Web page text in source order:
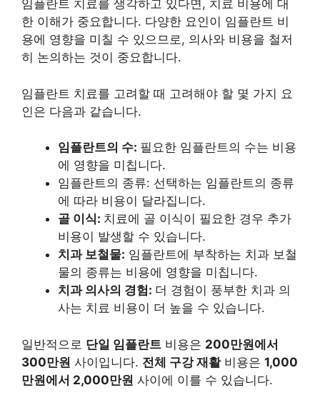
임플란트 치료를 생각하고 있다면, 치료 비용에 대
한 이해가 중요합니다. 다양한 요인이 임플란트 비
용에 영향을 미칠 수 있으므로, 의사와 비용을 철저
히 논의하는 것이 중요합니다.
임플란트 치료를 고려할 때 고려해야 할 몇 가지 요
인은 다음과 같습니다.
임플란트의 수: 필요한 임플란트의 수는 비용
에 영향을 미칩니다.
임플란트의 종류: 선택하는 임플란트의 종류
에 따라 비용이 달라집니다.
골 이식: 치료에 골 이식이 필요한 경우 추가
비용이 발생할 수 있습니다.
치과 보철물: 임플란트에 부착하는 치과 보철
물의 종류는 비용에 영향을 미칩니다.
치과 의사의 경험: 더 경험이 풍부한 치과 의
사는 치료 비용이 더 높을 수 있습니다.
일반적으로 단일 임플란트 비용은 200만원에서
300만원 사이입니다. 전체 구강 재활비용은 1,000
만원에서 2,000만원 사이에 이를 수 있습니다.